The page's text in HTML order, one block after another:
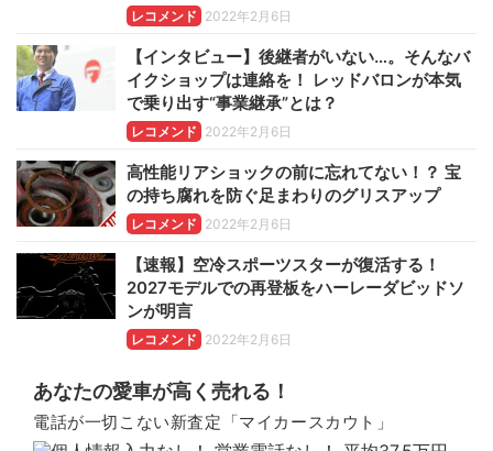
レコメンド 2022年2月6日
【インタビュー】後継者がいない…。そんなバ
イクショップは連絡を！ レッドバロンが本気
で乗り出す“事業継承”とは？
レコメンド 2022年2月6日
高性能リアショックの前に忘れてない！？ 宝
の持ち腐れを防ぐ足まわりのグリスアップ
レコメンド 2022年2月6日
【速報】空冷スポーツスターが復活する！
2027モデルでの再登板をハーレーダビッドソ
ンが明言
レコメンド 2022年2月6日
あなたの愛車が高く売れる！
電話が一切こない新査定「マイカースカウト」